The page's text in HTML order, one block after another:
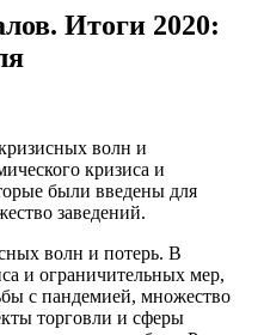
Итоги 2020:
волн и
кризиса и
были введены для
заведений.
волн и потерь. В
и ограничительных мер,
с пандемией, множество
торговли и сферы